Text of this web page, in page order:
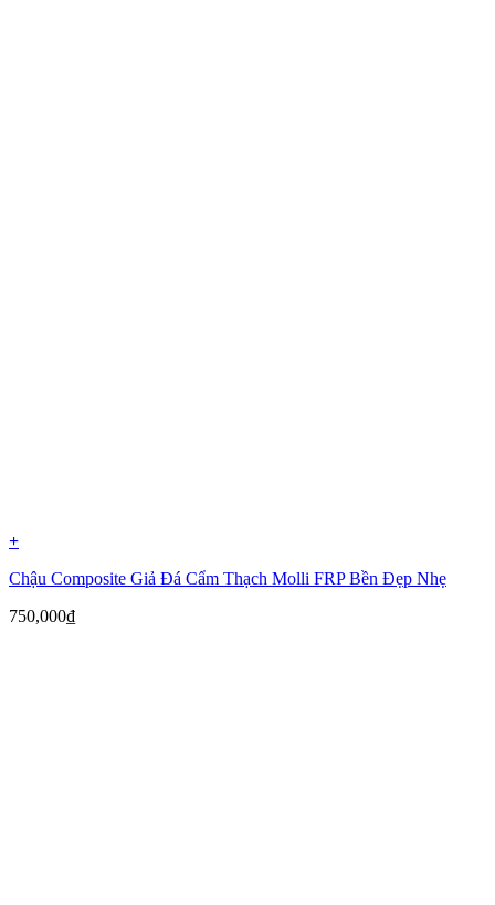
+
Chậu Composite Giả Đá Cẩm Thạch Molli FRP Bền Đẹp Nhẹ
750,000₫